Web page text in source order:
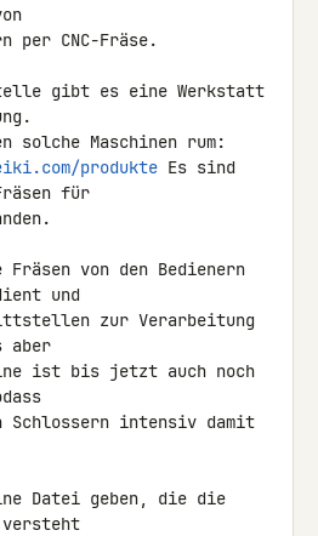
per CNC-Fräse.
gibt es eine Werkstatt
produkte Es sind
für
Fräsen von den Bedienern
und
zur Verarbeitung
aber
ist bis jetzt auch noch
Schlossern intensiv damit
Datei geben, die die
versteht